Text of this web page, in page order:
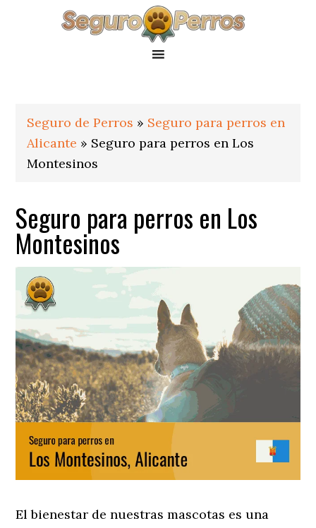
Seguro de Perros » Seguro para perros en
Alicante » Seguro para perros en Los
Montesinos
Seguro para perros en Los
Montesinos
El bienestar de nuestras mascotas es una